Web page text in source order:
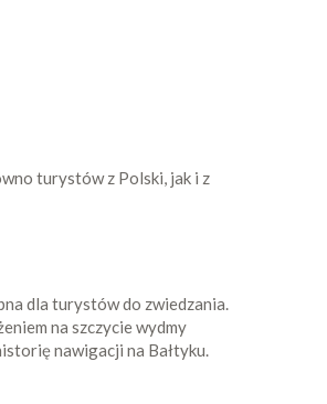
turystów z Polski, jak i z
dla turystów do zwiedzania.
na szczycie wydmy
nawigacji na Bałtyku.